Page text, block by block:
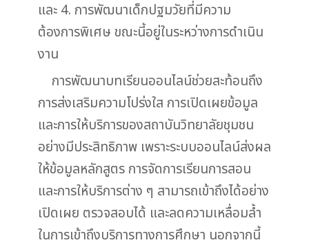
และ 4. การพัฒนาเด็กปฐมวัยที่มีความ
ต้องการพิเศษ ขณะนี้อยู่ในระหว่างการดำเนิน
งาน
การพัฒนาบทเรียนออนไลน์ช่วยสะท้อนถึง
การส่งเสริมความโปร่งใส การเปิดเผยข้อมูล
และการให้บริการของสถาบันวิทยาลัยชุมชน
อย่างมีประสิทธิภาพ เพราะระบบออนไลน์ส่งผล
ให้ข้อมูลหลักสูตร การจัดการเรียนการสอน
และการให้บริการต่าง ๆ สามารถเข้าถึงได้อย่าง
เปิดเผย ตรวจสอบได้ และลดความเหลื่อมล้ำ
ในการเข้าถึงบริการทางการศึกษา นอกจากนี้